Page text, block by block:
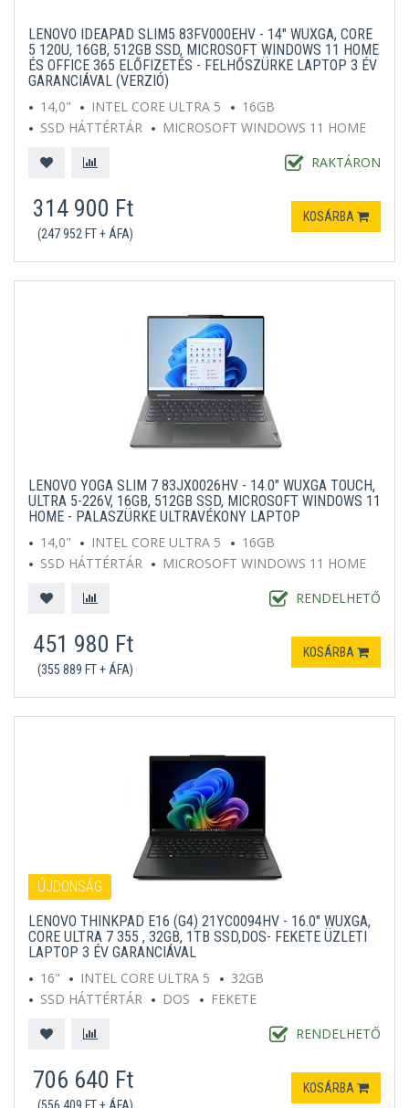
LENOVO IDEAPAD SLIM5 83FV000EHV - 14" WUXGA, CORE
5 120U, 16GB, 512GB SSD, MICROSOFT WINDOWS 11 HOME
ÉS OFFICE 365 ELŐFIZETÉS - FELHŐSZÜRKE LAPTOP 3 ÉV
GARANCIÁVAL (VERZIÓ)
14,0"
INTEL CORE ULTRA 5
16GB
SSD HÁTTÉRTÁR
MICROSOFT WINDOWS 11 HOME
RAKTÁRON
314 900 Ft
(247 952 FT + ÁFA)
KOSÁRBA
LENOVO YOGA SLIM 7 83JX0026HV - 14.0" WUXGA TOUCH,
ULTRA 5-226V, 16GB, 512GB SSD, MICROSOFT WINDOWS 11
HOME - PALASZÜRKE ULTRAVÉKONY LAPTOP
14,0"
INTEL CORE ULTRA 5
16GB
SSD HÁTTÉRTÁR
MICROSOFT WINDOWS 11 HOME
RENDELHETŐ
451 980 Ft
(355 889 FT + ÁFA)
KOSÁRBA
ÚJDONSÁG
LENOVO THINKPAD E16 (G4) 21YC0094HV - 16.0" WUXGA,
CORE ULTRA 7 355 , 32GB, 1TB SSD,DOS- FEKETE ÜZLETI
LAPTOP 3 ÉV GARANCIÁVAL
16"
INTEL CORE ULTRA 5
32GB
SSD HÁTTÉRTÁR
DOS FEKETE
RENDELHETŐ
706 640 Ft KOSÁRBA